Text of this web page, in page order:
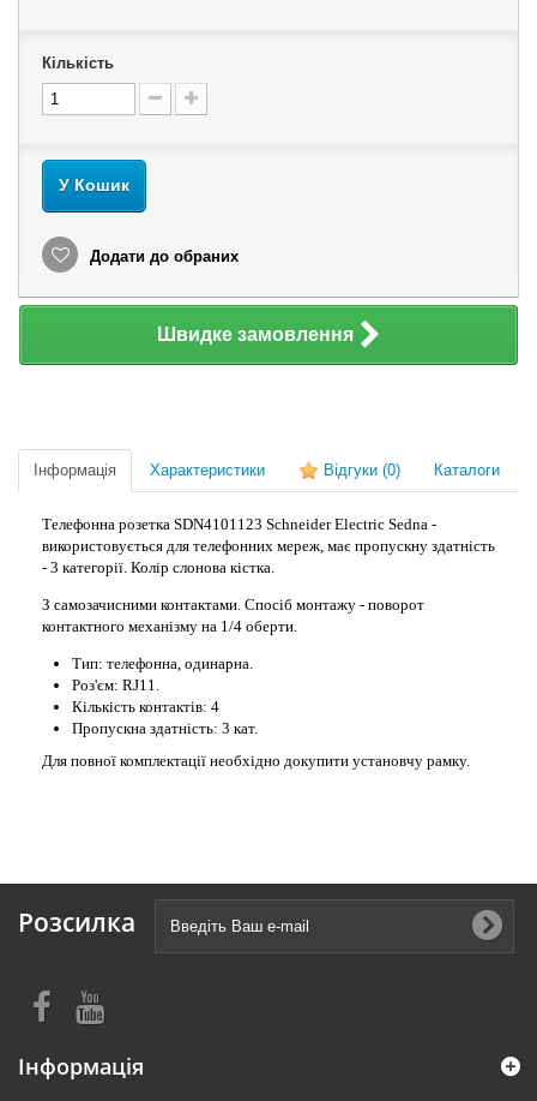
Кількість
У Кошик
Додати до обраних
Швидке замовлення
Інформація Характеристики Відгуки (0) Каталоги
Телефонна розетка SDN4101123 Schneider Electric Sedna -
використовується для телефонних мереж, має пропускну здатність
- 3 категорії. Колір слонова кістка.
З самозачисними контактами. Спосіб монтажу - поворот
контактного механізму на 1/4 оберти.
Тип: телефонна, одинарна.
Роз'єм: RJ11.
Кількість контактів: 4
Пропускна здатність: 3 кат.
Для повної комплектації необхідно докупити установчу рамку.
Розсилка
Інформація